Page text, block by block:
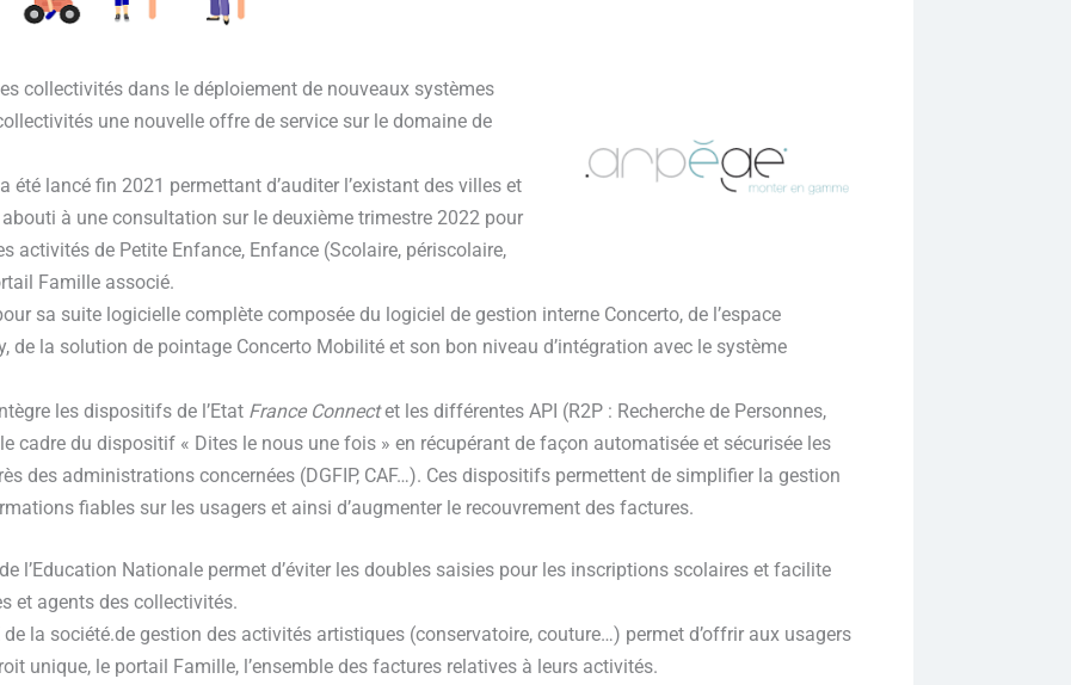
collectivités dans le déploiement de nouveaux systèmes
une nouvelle offre de service sur le domaine de
été lancé fin 2021 permettant d’auditer l’existant des villes et
à une consultation sur le deuxième trimestre 2022 pour
activités de Petite Enfance, Enfance (Scolaire, périscolaire,
Famille associé.
sa suite logicielle complète composée du logiciel de gestion interne Concerto, de l’espace
de la solution de pointage Concerto Mobilité et son bon niveau d’intégration avec le système
les dispositifs de l’Etat France Connectet les différentes API (R2P : Recherche de Personnes,
cadre du dispositif « Dites le nous une fois » en récupérant de façon automatisée et sécurisée les
des administrations concernées (DGFIP, CAF…). Ces dispositifs permettent de simplifier la gestion
fiables sur les usagers et ainsi d’augmenter le recouvrement des factures.
l’Education Nationale permet d’éviter les doubles saisies pour les inscriptions scolaires et facilite
et agents des collectivités.
la société.de gestion des activités artistiques (conservatoire, couture…) permet d’offrir aux usagers
unique, le portail Famille, l’ensemble des factures relatives à leurs activités.